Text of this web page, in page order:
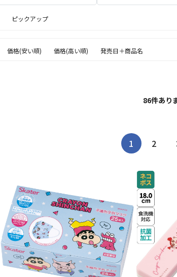
ピックアップ
価格(安い順) 価格(高い順) 発売日＋商品名
86件あり
1 2